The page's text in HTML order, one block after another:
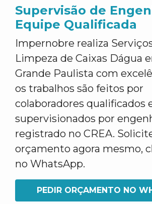
Supervisão de
Equipe Qualificada
Impernobre realiza
Limpeza de Caixas Dágua
Grande Paulista com
os trabalhos são feitos por
colaboradores qualificados
supervisionados por
registrado no CREA.
orçamento agora mesmo,
no WhatsApp.
PEDIR ORÇAMENTO NO